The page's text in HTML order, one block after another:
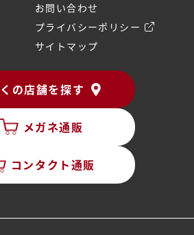
お問い合わせ
プライバシーポリシー
サイトマップ
の店舗を探す
メガネ通販
コンタクト通販